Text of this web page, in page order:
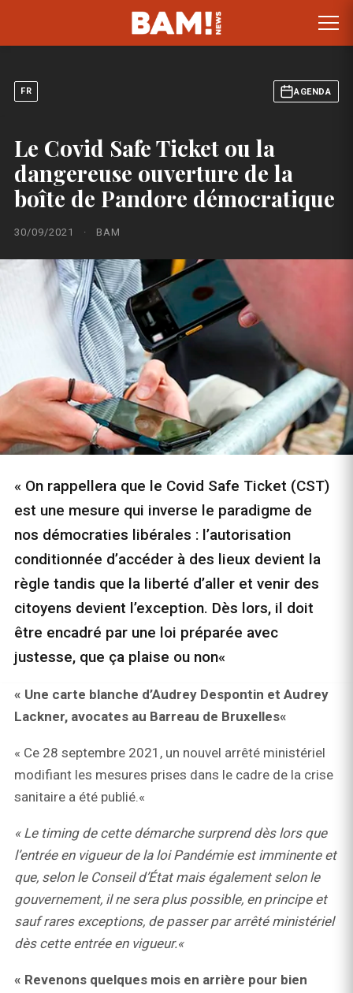
FR AGENDA
Le Covid Safe Ticket ou la
dangereuse ouverture de la
boîte de Pandore démocratique
30/09/2021 · BAM
« On rappellera que le Covid Safe Ticket (CST)
est une mesure qui inverse le paradigme de
nos démocraties libérales : l’autorisation
conditionnée d’accéder à des lieux devient la
règle tandis que la liberté d’aller et venir des
citoyens devient l’exception. Dès lors, il doit
être encadré par une loi préparée avec
justesse, que ça plaise ou non«
« Une carte blanche d’Audrey Despontin et Audrey
Lackner, avocates au Barreau de Bruxelles«
« Ce 28 septembre 2021, un nouvel arrêté ministériel
modifiant les mesures prises dans le cadre de la crise
sanitaire a été publié.«
« Le timing de cette démarche surprend dès lors que
l’entrée en vigueur de la loi Pandémie est imminente et
que, selon le Conseil d’État mais également selon le
gouvernement, il ne sera plus possible, en principe et
sauf rares exceptions, de passer par arrêté ministériel
dès cette entrée en vigueur.«
« Revenons quelques mois en arrière pour bien